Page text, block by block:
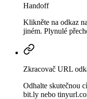
Handoff
Klikněte na odkaz
jiném. Plynulé
Zkracovač URL
Odhalte skutečnou
bit.ly nebo